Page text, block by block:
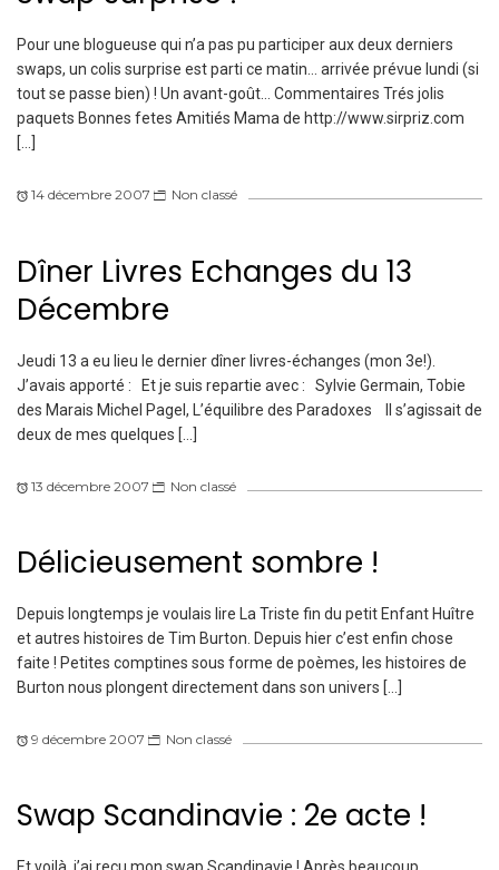
Pour une blogueuse qui n’a pas pu participer aux deux derniers
swaps, un colis surprise est parti ce matin… arrivée prévue lundi (si
tout se passe bien) ! Un avant-goût… Commentaires Trés jolis
paquets Bonnes fetes Amitiés Mama de http://www.sirpriz.com
[…]
14 décembre 2007 Non classé
Dîner Livres Echanges du 13
Décembre
Jeudi 13 a eu lieu le dernier dîner livres-échanges (mon 3e!).
J’avais apporté : Et je suis repartie avec : Sylvie Germain, Tobie
des Marais Michel Pagel, L’équilibre des Paradoxes Il s’agissait de
deux de mes quelques […]
13 décembre 2007 Non classé
Délicieusement sombre !
Depuis longtemps je voulais lire La Triste fin du petit Enfant Huître
et autres histoires de Tim Burton. Depuis hier c’est enfin chose
faite ! Petites comptines sous forme de poèmes, les histoires de
Burton nous plongent directement dans son univers […]
9 décembre 2007 Non classé
Swap Scandinavie : 2e acte !
Et voilà, j’ai reçu mon swap Scandinavie ! Après beaucoup